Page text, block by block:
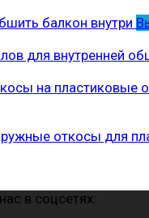
для внутренней
откосы для
в соцсетях: